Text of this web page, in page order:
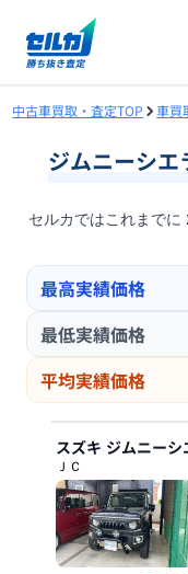
中古車買取・査定TOP 車買
ジムニーシエ
セルカではこれまでに
最高実績価格
最低実績価格
平均実績価格
スズキ ジムニーシ
ＪＣ